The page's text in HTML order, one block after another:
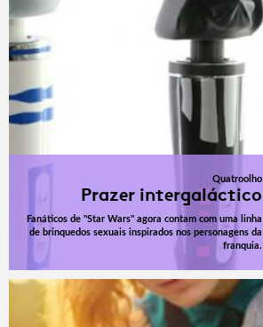
Quatroolho
Prazer intergaláctico
Fanáticos de "Star Wars" agora contam com uma linha
de brinquedos sexuais inspirados nos personagens da
franquia.